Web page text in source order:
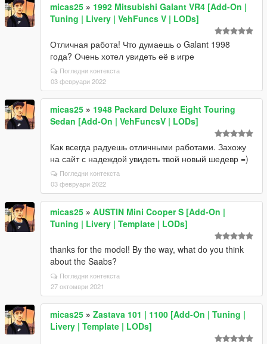
micas25 » 1992 Mitsubishi Galant VR4 [Add-On |
Tuning | Livery | VehFuncs V | LODs]
Отличная работа! Что думаешь о Galant 1998
года? Очень хотел увидеть её в игре
Погледни контекста
03 февруари 2022
micas25 » 1948 Packard Deluxe Eight Touring
Sedan [Add-On | VehFuncsV | LODs]
Как всегда радуешь отличными работами. Захожу
на сайт с надеждой увидеть твой новый шедевр =)
Погледни контекста
03 февруари 2022
micas25 » AUSTIN Mini Cooper S [Add-On |
Tuning | Livery | Template | LODs]
thanks for the model! By the way, what do you think
about the Saabs?
Погледни контекста
27 октомври 2021
micas25 » Zastava 101 | 1100 [Add-On | Tuning |
Livery | Template | LODs]